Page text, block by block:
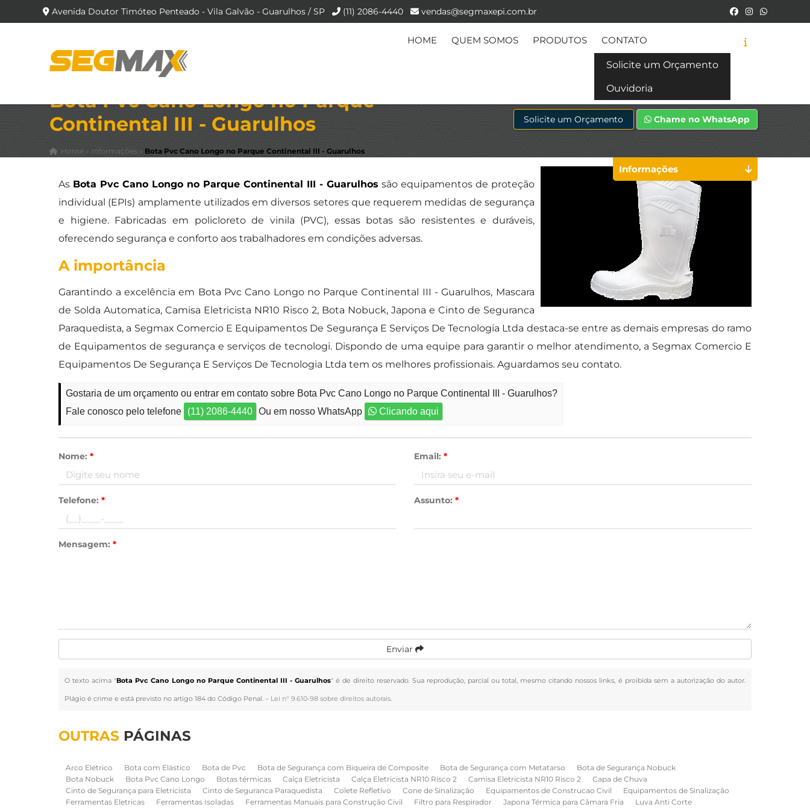
Avenida Doutor Timóteo Penteado - Vila Galvão - Guarulhos / SP (11) 2086-4440 vendas@segmaxepi.com.br
HOME QUEM SOMOS PRODUTOS CONTATO
Solicite um Orçamento
Ouvidoria
Bota Pvc Cano Longo no Parque
Continental III - Guarulhos
Home » Informações » Bota Pvc Cano Longo no Parque Continental III - Guarulhos
Solicite um Orçamento Chame no WhatsApp
As Bota Pvc Cano Longo no Parque Continental III - Guarulhos são equipamentos de proteção
individual (EPIs) amplamente utilizados em diversos setores que requerem medidas de segurança
e higiene. Fabricadas em policloreto de vinila (PVC), essas botas são resistentes e duráveis,
oferecendo segurança e conforto aos trabalhadores em condições adversas.
A importância
Garantindo a excelência em Bota Pvc Cano Longo no Parque Continental III - Guarulhos, Mascara
de Solda Automatica, Camisa Eletricista NR10 Risco 2, Bota Nobuck, Japona e Cinto de Seguranca
Paraquedista, a Segmax Comercio E Equipamentos De Segurança E Serviços De Tecnologia Ltda destaca-se entre as demais empresas do ramo
de Equipamentos de segurança e serviços de tecnologi. Dispondo de uma equipe para garantir o melhor atendimento, a Segmax Comercio E
Equipamentos De Segurança E Serviços De Tecnologia Ltda tem os melhores profissionais. Aguardamos seu contato.
Gostaria de um orçamento ou entrar em contato sobre Bota Pvc Cano Longo no Parque Continental III - Guarulhos?
Fale conosco pelo telefone
(11) 2086-4440 Ou em nosso WhatsApp Clicando aqui
Nome:* Email: *
Telefone:* Assunto: *
Mensagem:*
Enviar
O texto acima "Bota Pvc Cano Longo no Parque Continental III - Guarulhos" é de direito reservado. Sua reprodução, parcial ou total, mesmo citando nossos links, é proibida sem a autorização do autor.
Plágio é crime e está previsto no artigo 184 do Código Penal. – Lei n° 9.610-98 sobre direitos autorais.
Informações
OUTRAS PÁGINAS
Arco Elétrico Bota com Elástico Bota de Pvc Bota de Segurança com Biqueira de Composite Bota de Segurança com Metatarso
Bota de Segurança Nobuck
Bota Nobuck
Bota Pvc Cano Longo Botas térmicas Calça Eletricista Calça Eletricista NR10 Risco 2 Camisa Eletricista NR10 Risco 2
Capa de Chuva
Cinto de Segurança para Eletricista
Cinto de Seguranca Paraquedista Colete Refletivo Cone de Sinalização Equipamentos de Construcao Civil
Equipamentos de Sinalização
Ferramentas Eletricas
Ferramentas Isoladas Ferramentas Manuais para Construção Civil Filtro para Respirador Japona Térmica para Câmara Fria
Luva Anti Corte